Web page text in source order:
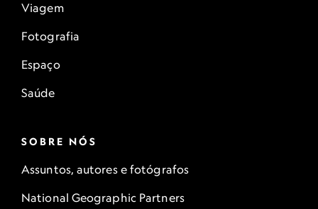
Viagem
Fotografia
Espaço
Saúde
SOBRE NÓS
Assuntos, autores e fotógrafos
National Geographic Partners